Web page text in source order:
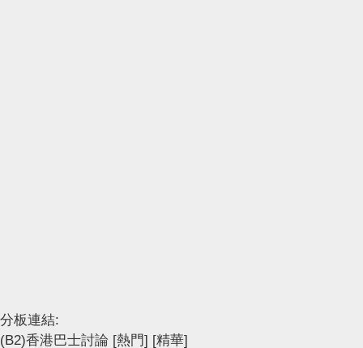
分板連結:
(B2)香港巴士討論 [熱門] [精華]